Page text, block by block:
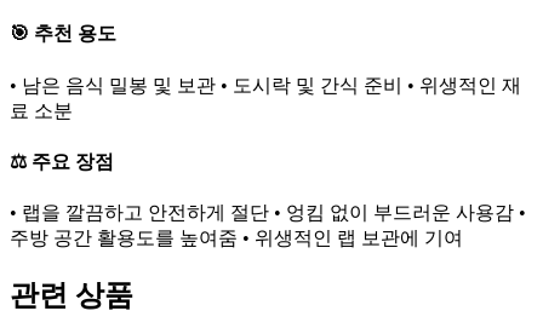
🎯 추천 용도
• 남은 음식 밀봉 및 보관 • 도시락 및 간식 준비 • 위생적인 재
료 소분
⚖️ 주요 장점
• 랩을 깔끔하고 안전하게 절단 • 엉킴 없이 부드러운 사용감 •
주방 공간 활용도를 높여줌 • 위생적인 랩 보관에 기여
관련 상품